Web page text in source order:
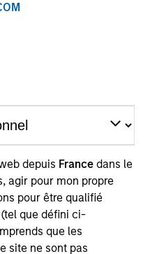
depuis France dans le
agir pour mon propre
pour être qualifié
(tel que défini ci-
que les
site ne sont pas
promotionnelle.
connaissance des
toute procédure, car
légales et réglementaires
relatives aux produits